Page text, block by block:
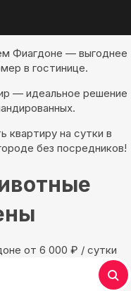
Фиагдоне — выгоднее
в гостинице.
— идеальное решение
квартиру на сутки в
без посредников!
oт 6 000 ₽ / сутки